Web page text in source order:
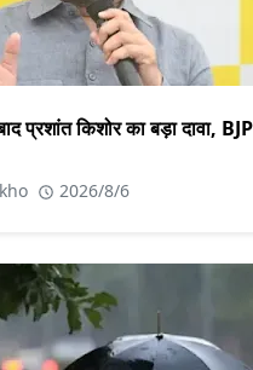
प्रशांत किशोर का बड़ा दावा,
2026/8/6